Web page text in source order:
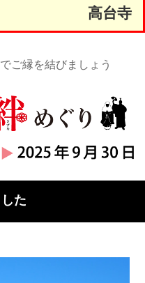
高台寺
ご縁を結びましょう
た